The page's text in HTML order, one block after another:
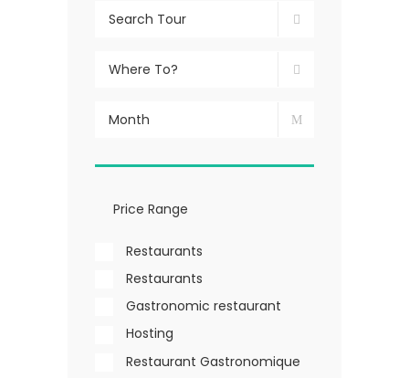
Restaurants
Restaurants
Gastronomic restaurant
Hosting
Restaurant Gastronomique